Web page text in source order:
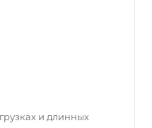
и длинных